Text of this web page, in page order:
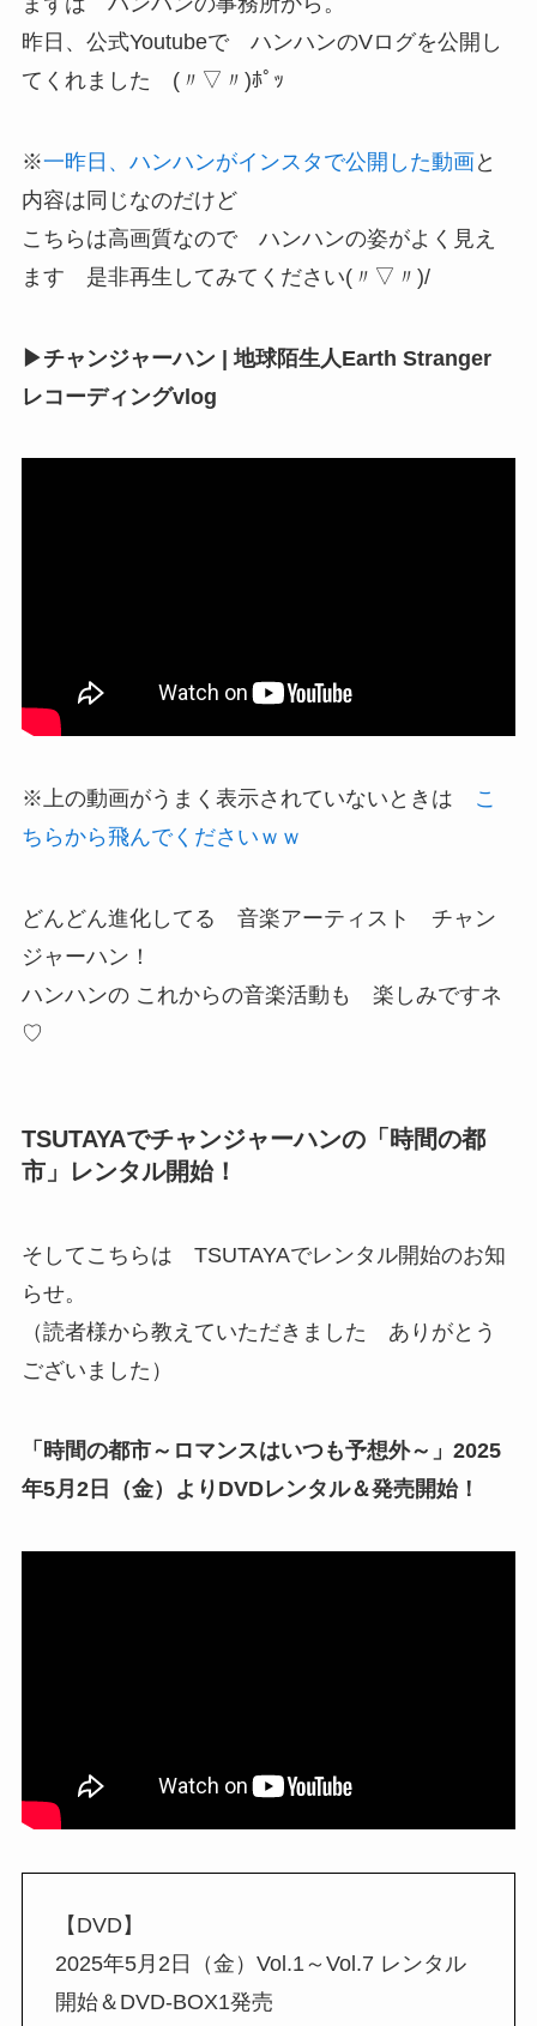
昨日、公式Youtubeで ハンハンのVログを公開し
てくれました (〃▽〃)ﾎﾟｯ
※一昨日、ハンハンがインスタで公開した動画と
内容は同じなのだけど
こちらは高画質なので ハンハンの姿がよく見え
ます 是非再生してみてください(〃▽〃)/
▶チャンジャーハン | 地球陌生人Earth Stranger
レコーディングvlog
※上の動画がうまく表示されていないときは
こ
ちらから飛んでくださいｗｗ
どんどん進化してる 音楽アーティスト チャン
ジャーハン！
ハンハンの これからの音楽活動も 楽しみですネ
♡
TSUTAYAでチャンジャーハンの「時間の都
市」レンタル開始！
そしてこちらは TSUTAYAでレンタル開始のお知
らせ。
（読者様から教えていただきました ありがとう
ございました）
「時間の都市～ロマンスはいつも予想外～」2025
年5月2日（金）よりDVDレンタル＆発売開始！
【DVD】
2025年5月2日（金）Vol.1～Vol.7 レンタル
開始＆DVD-BOX1発売